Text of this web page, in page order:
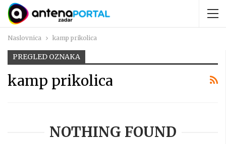
Naslovnica kamp prikolica
PREGLED OZNAKA
kamp prikolica
NOTHING FOUND